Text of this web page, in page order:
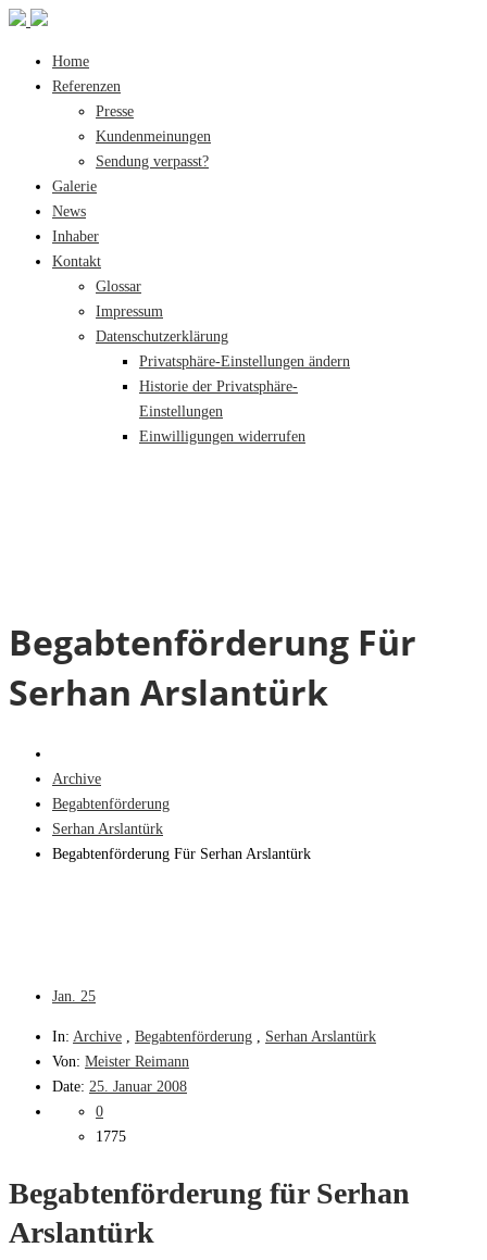
Home
Referenzen
Presse
Kundenmeinungen
Sendung verpasst?
Galerie
News
Inhaber
Kontakt
Glossar
Impressum
Datenschutzerklärung
Privatsphäre-Einstellungen ändern
Historie der Privatsphäre-
Einstellungen
Einwilligungen widerrufen
Begabtenförderung Für
Serhan Arslantürk
Archive
Begabtenförderung
Serhan Arslantürk
Begabtenförderung Für Serhan Arslantürk
Jan. 25
In: Archive Begabtenförderung
Serhan Arslantürk
Von: Meister Reimann
Date: 25. Januar 2008
0
1775
Begabtenförderung für Serhan
Arslantürk